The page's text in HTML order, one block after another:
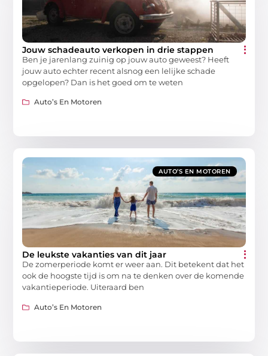
Jouw schadeauto verkopen in drie stappen
Ben je jarenlang zuinig op jouw auto geweest? Heeft
jouw auto echter recent alsnog een lelijke schade
opgelopen? Dan is het goed om te weten
Auto’s En Motoren
AUTO’S EN MOTOREN
De leukste vakanties van dit jaar
De zomerperiode komt er weer aan. Dit betekent dat het
ook de hoogste tijd is om na te denken over de komende
vakantieperiode. Uiteraard ben
Auto’s En Motoren